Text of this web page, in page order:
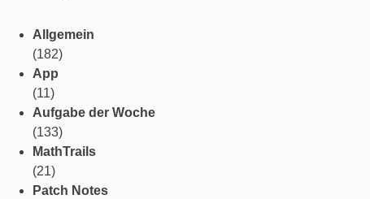
Allgemein
(182)
App
(11)
Aufgabe der Woche
(133)
MathTrails
(21)
Patch Notes